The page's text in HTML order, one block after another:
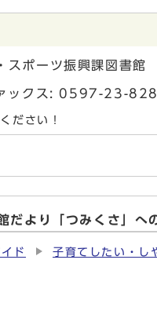
スポーツ振興課図書館
ックス: 0597-23-
ださい！
だより「つみくさ」へ
ド 子育てしたい・し